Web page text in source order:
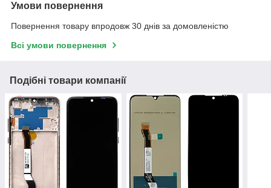
Умови повернення
Повернення товару впродовж 30 днів за домовленістю
Всі умови повернення
Подібні товари компанії